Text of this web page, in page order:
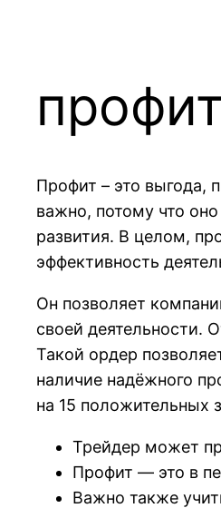
Профит – это выгода,
важно, потому что
развития. В целом,
эффективность
Он позволяет
своей деятельности.
Такой ордер
наличие надёжного
на 15 положительных
Трейдер может
Профит — это в
Важно также